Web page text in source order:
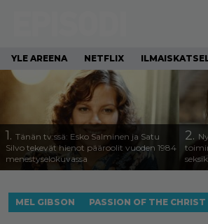
YLE AREENA NETFLIX
1. Tänän tv:ssä: Esko Salminen ja Satu
Silvo tekevät hienot pääroolit vuoden 1984
menestyselokuvassa
2.
MEL GIBSON PASSION OF THE CHRIST